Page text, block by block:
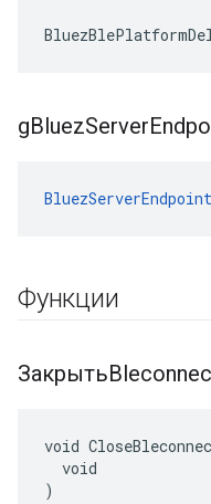
gBluezServer
BluezServerEndpoint
Функции
void
  void
)